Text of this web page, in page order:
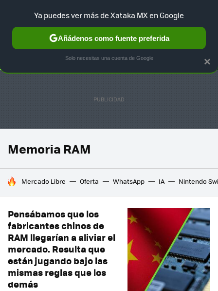
SELECCIÓN GAMING HOME AUTO TERRITORIO
Memoria RAM
HOY SE HABLA DE
Mercado Libre Oferta WhatsApp IA Nintendo
Pensábamos que los
fabricantes chinos de
RAM llegarían a aliviar el
mercado. Resulta que
están jugando bajo las
mismas reglas que los
demás
×
Ya puedes ver más de Xataka MX en Google
Añádenos como fuente preferida
Solo necesitas una cuenta de Google